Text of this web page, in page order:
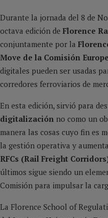
Durante la jornada del 8 de
octava edición de Florence
conjuntamente por la
Move de la Comisión
digitales pueden ser usadas
corredores ferroviarios de
En esta edición, sirvió para
digitalización no como un
manera las cosas cuyo fin es
la gestión operativa y
RFCs (Rail Freight
últimos sigue siendo un
Comisión para impulsar la
La Florence School of